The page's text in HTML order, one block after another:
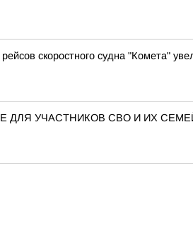
скоростного судна "Комета"
ДЛЯ УЧАСТНИКОВ СВО И ИХ